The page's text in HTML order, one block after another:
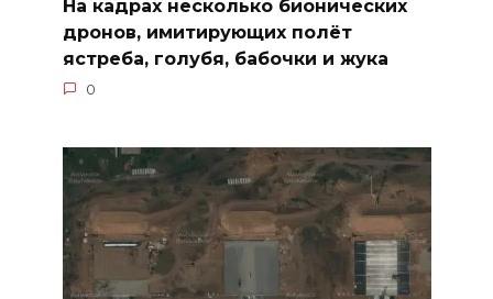
На кадрах несколько бионических
дронов, имитирующих полёт
ястреба, голубя, бабочки и жука
0